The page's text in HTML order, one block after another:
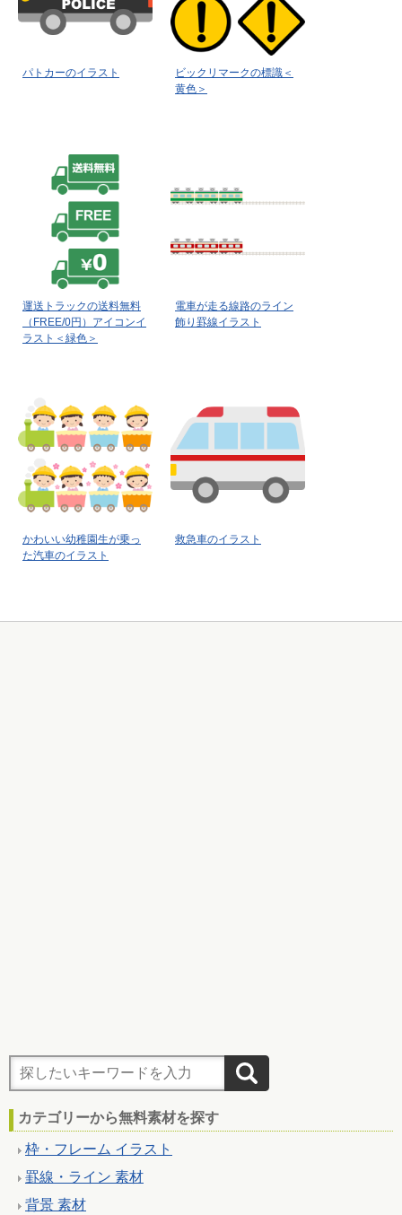
パトカーのイラスト
ビックリマークの標識＜
黄色＞
運送トラックの送料無料
（FREE/0円）アイコンイ
ラスト＜緑色＞
電車が走る線路のライン
飾り罫線イラスト
かわいい幼稚園生が乗っ
た汽車のイラスト
救急車のイラスト
カテゴリーから無料素材を探す
枠・フレーム イラスト
罫線・ライン 素材
背景 素材